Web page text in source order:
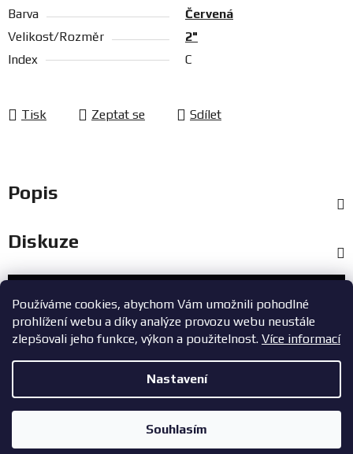
Používáme cookies, abychom Vám umožnili pohodlné
prohlížení webu a díky analýze provozu webu neustále
zlepšovali jeho funkce, výkon a použitelnost. Více informací
Nastavení
Souhlasím
Barva
Červená
Velikost/Rozměr
2"
Index
C
Tisk Zeptat se Sdílet
Popis
Diskuze
Zákaznický servis
+420 603 785 748
Copyright 2026ZavodniAuta.cz. Všechna práva vyhrazena.|
Zásady ochrany osobních údajů